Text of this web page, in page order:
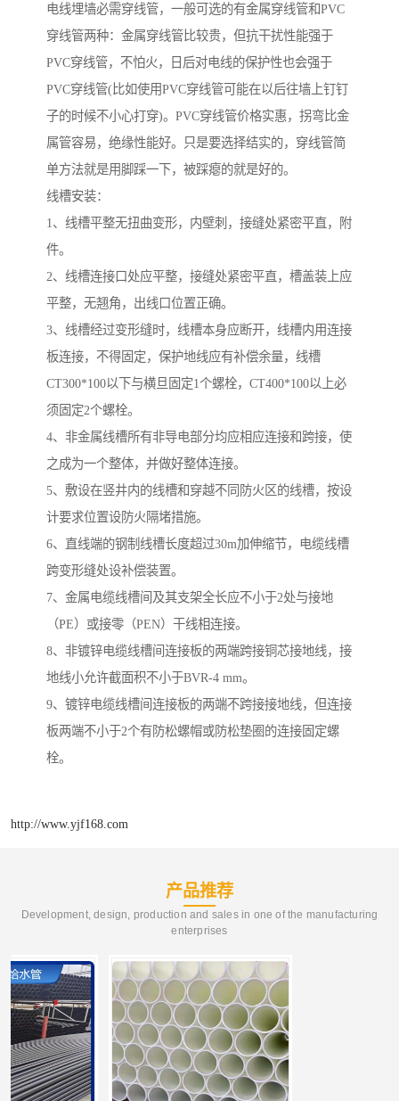
电线埋墙必需穿线管，一般可选的有金属穿线管和PVC
穿线管两种：金属穿线管比较贵，但抗干扰性能强于
PVC穿线管，不怕火，日后对电线的保护性也会强于
PVC穿线管(比如使用PVC穿线管可能在以后往墙上钉钉
子的时候不小心打穿)。PVC穿线管价格实惠，拐弯比金
属管容易，绝缘性能好。只是要选择结实的，穿线管简
单方法就是用脚踩一下，被踩瘪的就是好的。
线槽安装：
1、线槽平整无扭曲变形，内壁刺，接缝处紧密平直，附
件。
2、线槽连接口处应平整，接缝处紧密平直，槽盖装上应
平整，无翘角，出线口位置正确。
3、线槽经过变形缝时，线槽本身应断开，线槽内用连接
板连接，不得固定，保护地线应有补偿余量，线槽
CT300*100以下与横旦固定1个螺栓，CT400*100以上必
须固定2个螺栓。
4、非金属线槽所有非导电部分均应相应连接和跨接，使
之成为一个整体，并做好整体连接。
5、敷设在竖井内的线槽和穿越不同防火区的线槽，按设
计要求位置设防火隔堵措施。
6、直线端的钢制线槽长度超过30m加伸缩节，电缆线槽
跨变形缝处设补偿装置。
7、金属电缆线槽间及其支架全长应不小于2处与接地
（PE）或接零（PEN）干线相连接。
8、非镀锌电缆线槽间连接板的两端跨接铜芯接地线，接
地线小允许截面积不小于BVR-4 mm。
9、镀锌电缆线槽间连接板的两端不跨接接地线，但连接
板两端不小于2个有防松螺帽或防松垫圈的连接固定螺
栓。
http://www.yjf168.com
产品推荐
Development, design, production and sales in one of the manufacturing
enterprises